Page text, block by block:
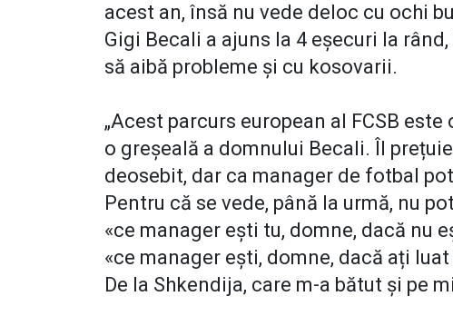
acest an, însă nu vede deloc cu ochi
Gigi Becali a ajuns la 4 eșecuri la
să aibă probleme și cu kosovarii.
„Acest parcurs european al FCSB
o greșeală a domnului Becali. Îl
deosebit, dar ca manager de fotbal
Pentru că se vede, până la urmă, nu
«ce manager ești tu, domne, dacă nu
«ce manager ești, domne, dacă ați
De la Shkendija, care m-a bătut și pe